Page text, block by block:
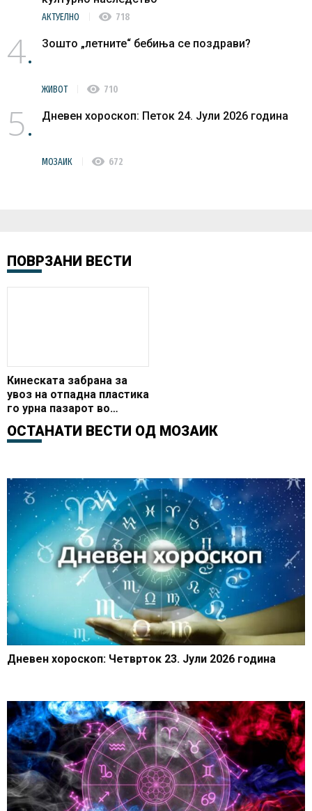
АКТУЕЛНО visibility 718
4 Зошто „летните“ бебиња се поздрави?
ЖИВОТ visibility 710
5 Дневен хороскоп: Петок 24. Јули 2026 година
МОЗАИК visibility 672
ПОВРЗАНИ ВЕСТИ
Кинеската забрана за
увоз на отпадна пластика
го урна пазарот во
ОСТАНАТИ ВЕСТИ ОД МОЗАИК
Дневен хороскоп: Четврток 23. Јули 2026 година